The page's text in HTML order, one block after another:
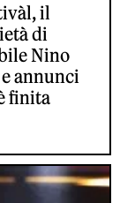
il
di
Nino
annunci
finita